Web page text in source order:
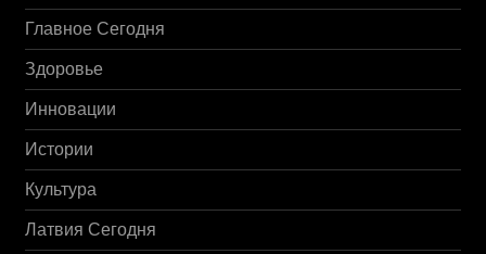
Главное Сегодня
Здоровье
Инновации
Истории
Культура
Латвия Сегодня